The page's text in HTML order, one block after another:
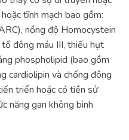
tĩnh mạch bao gồm:
nồng độ Homocystein
đông máu III, thiếu hụt
phospholipid (bao gồm
cardiolipin và chống đông
triển hoặc có tiền sử
năng gan không bình